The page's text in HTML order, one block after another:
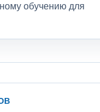
обучению для